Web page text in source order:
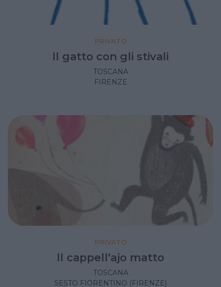
PRIVATO
Il gatto con gli stivali
TOSCANA
FIRENZE
PRIVATO
Il cappell'ajo matto
TOSCANA
SESTO FIORENTINO (FIRENZE)